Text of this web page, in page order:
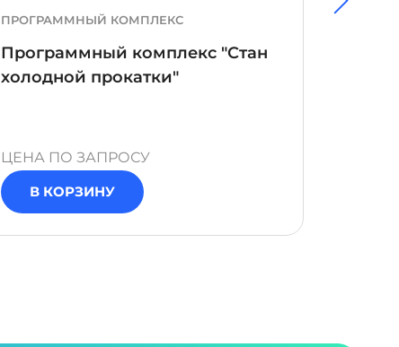
ПРОГРАММНЫЙ КОМПЛЕКС
Программный комплекс "Стан
холодной прокатки"
ЦЕНА ПО ЗАПРОСУ
В КОРЗИНУ